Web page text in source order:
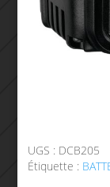
UGS : DCB205
Étiquette :